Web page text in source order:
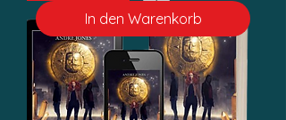
In den Warenkorb